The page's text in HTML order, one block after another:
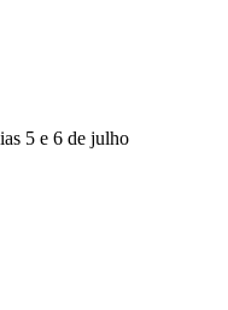
5 e 6 de julho